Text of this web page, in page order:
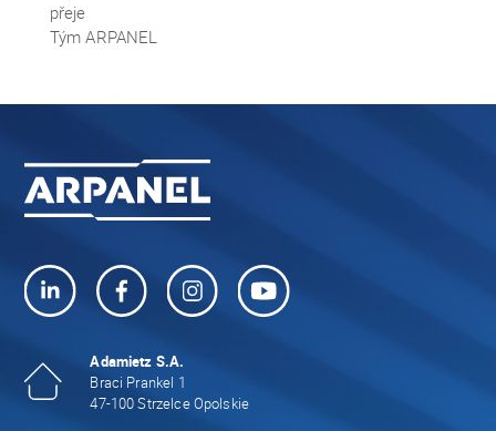
přeje
Tým ARPANEL
Adamietz S.A.
Braci Prankel 1
47-100 Strzelce Opolskie